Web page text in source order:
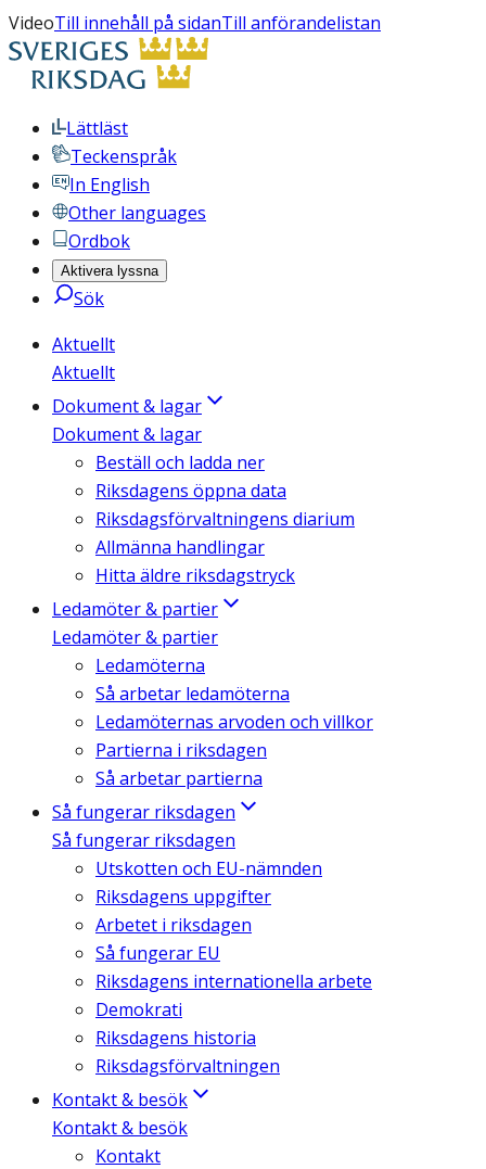
VideoTill innehåll på sidanTill anförandelistan
Lättläst
Teckenspråk
In English
Other languages
Ordbok
Aktivera lyssna
Sök
Aktuellt
Aktuellt
Dokument & lagar
Dokument & lagar
Beställ och ladda ner
Riksdagens öppna data
Riksdagsförvaltningens diarium
Allmänna handlingar
Hitta äldre riksdagstryck
Ledamöter & partier
Ledamöter & partier
Ledamöterna
Så arbetar ledamöterna
Ledamöternas arvoden och villkor
Partierna i riksdagen
Så arbetar partierna
Så fungerar riksdagen
Så fungerar riksdagen
Utskotten och EU-nämnden
Riksdagens uppgifter
Arbetet i riksdagen
Så fungerar EU
Riksdagens internationella arbete
Demokrati
Riksdagens historia
Riksdagsförvaltningen
Kontakt & besök
Kontakt & besök
Kontakt